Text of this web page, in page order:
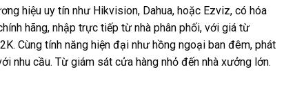
hiệu uy tín như Hikvision, Dahua, hoặc Ezviz, có hóa
hãng, nhập trực tiếp từ nhà phân phối, với giá từ
Cùng tính năng hiện đại như hồng ngoại ban đêm, phát
nhu cầu. Từ giám sát cửa hàng nhỏ đến nhà xưởng lớn.